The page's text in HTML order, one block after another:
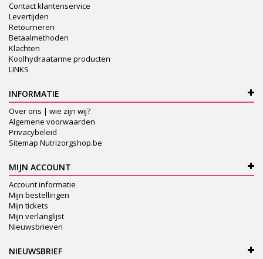
Contact klantenservice
Levertijden
Retourneren
Betaalmethoden
Klachten
Koolhydraatarme producten
LINKS
INFORMATIE
Over ons | wie zijn wij?
Algemene voorwaarden
Privacybeleid
Sitemap Nutrizorgshop.be
MIJN ACCOUNT
Account informatie
Mijn bestellingen
Mijn tickets
Mijn verlanglijst
Nieuwsbrieven
NIEUWSBRIEF